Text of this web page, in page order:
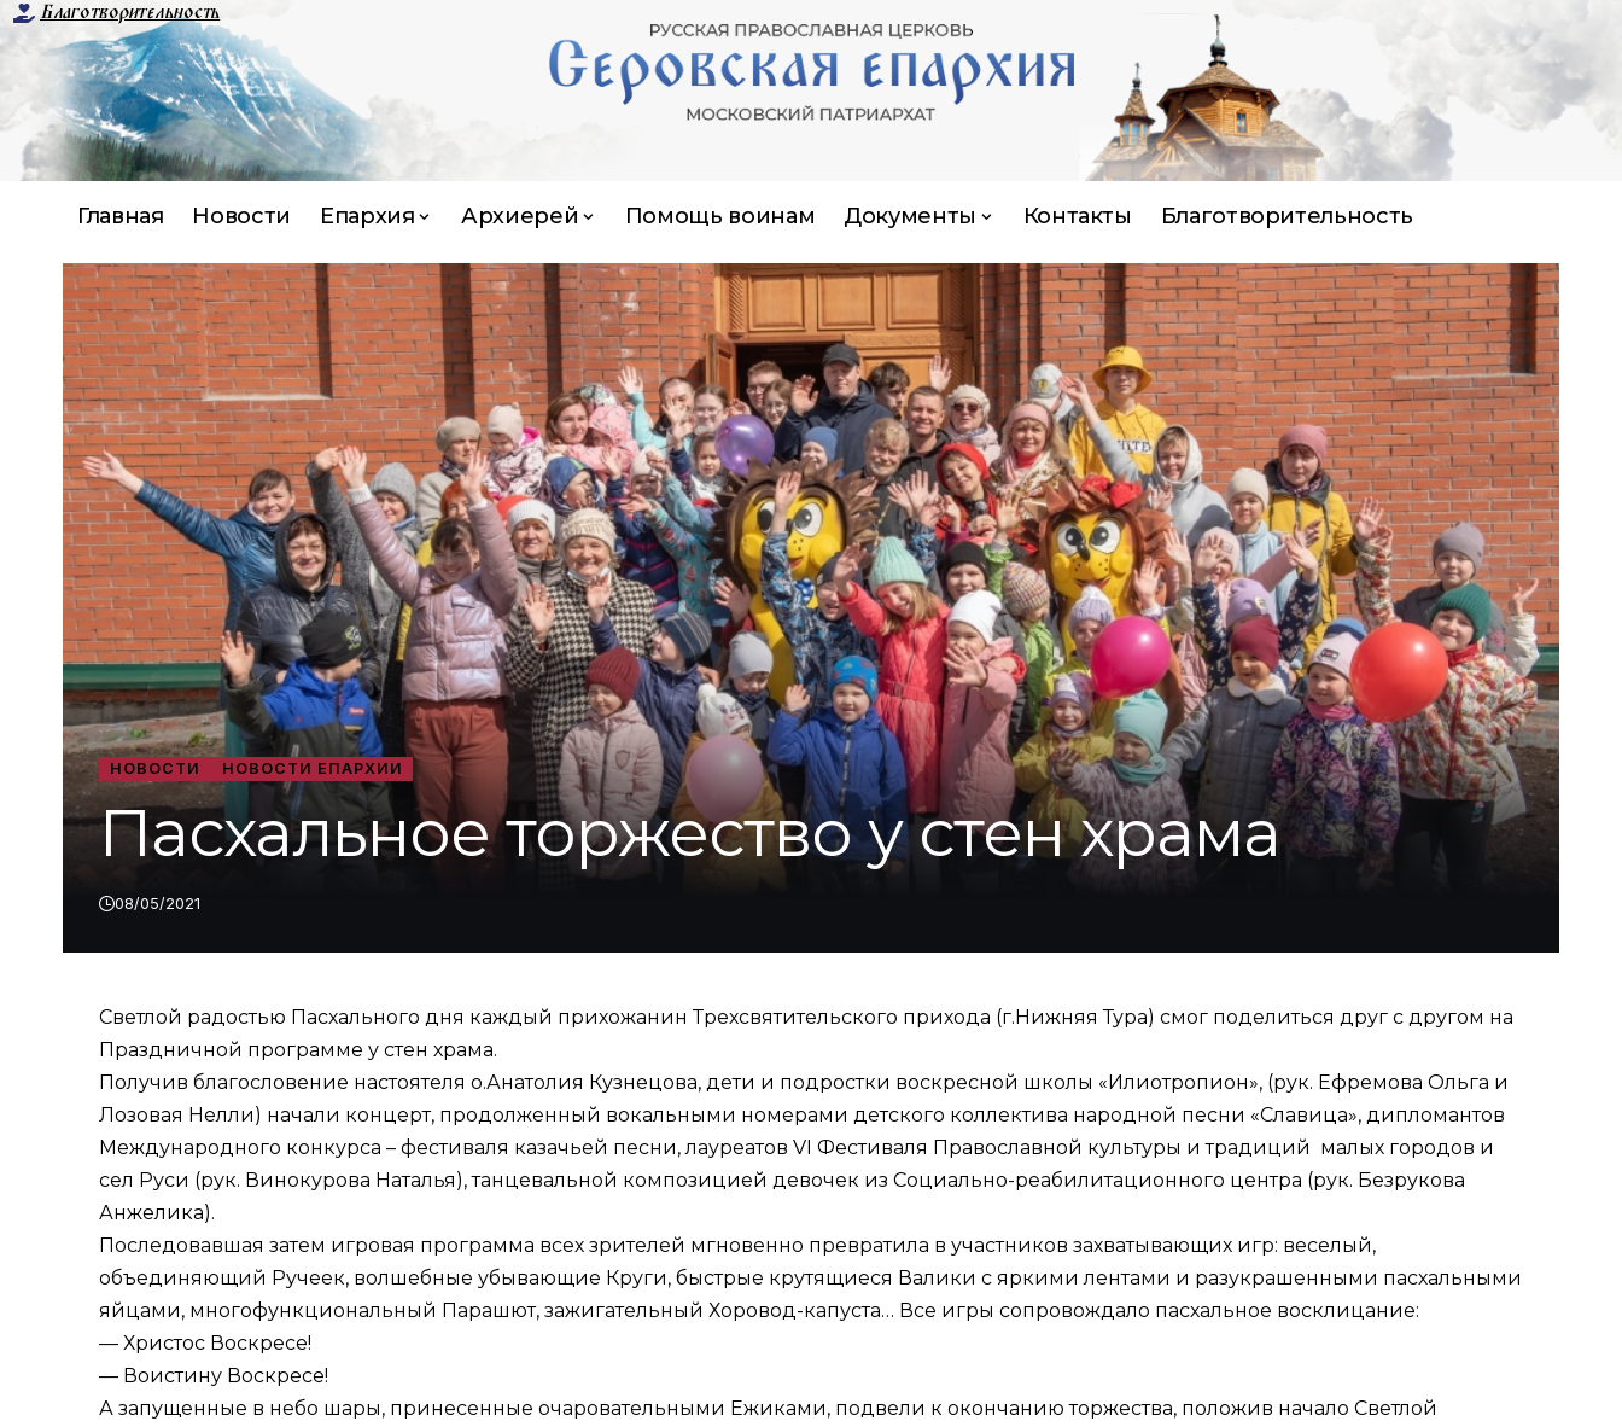
Благотворительность
Главная Новости Епархия Архиерей Помощь воинам Документы Контакты Благотворительность
НОВОСТИ НОВОСТИ ЕПАРХИИ
Пасхальное торжество у стен храма
08/05/2021
Светлой радостью Пасхального дня каждый прихожанин Трехсвятительского прихода (г.Нижняя Тура) смог поделиться друг с другом на
Праздничной программе у стен храма.
Получив благословение настоятеля о.Анатолия Кузнецова, дети и подростки воскресной школы «Илиотропион», (рук. Ефремова Ольга и
Лозовая Нелли) начали концерт, продолженный вокальными номерами детского коллектива народной песни «Славица», дипломантов
Международного конкурса – фестиваля казачьей песни, лауреатов VI Фестиваля Православной культуры и традиций малых городов и
сел Руси (рук. Винокурова Наталья), танцевальной композицией девочек из Социально-реабилитационного центра (рук. Безрукова
Анжелика).
Последовавшая затем игровая программа всех зрителей мгновенно превратила в участников захватывающих игр: веселый,
объединяющий Ручеек, волшебные убывающие Круги, быстрые крутящиеся Валики с яркими лентами и разукрашенными пасхальными
яйцами, многофункциональный Парашют, зажигательный Хоровод-капуста… Все игры сопровождало пасхальное восклицание:
— Христос Воскресе!
— Воистину Воскресе!
А запущенные в небо шары, принесенные очаровательными Ежиками, подвели к окончанию торжества, положив начало Светлой